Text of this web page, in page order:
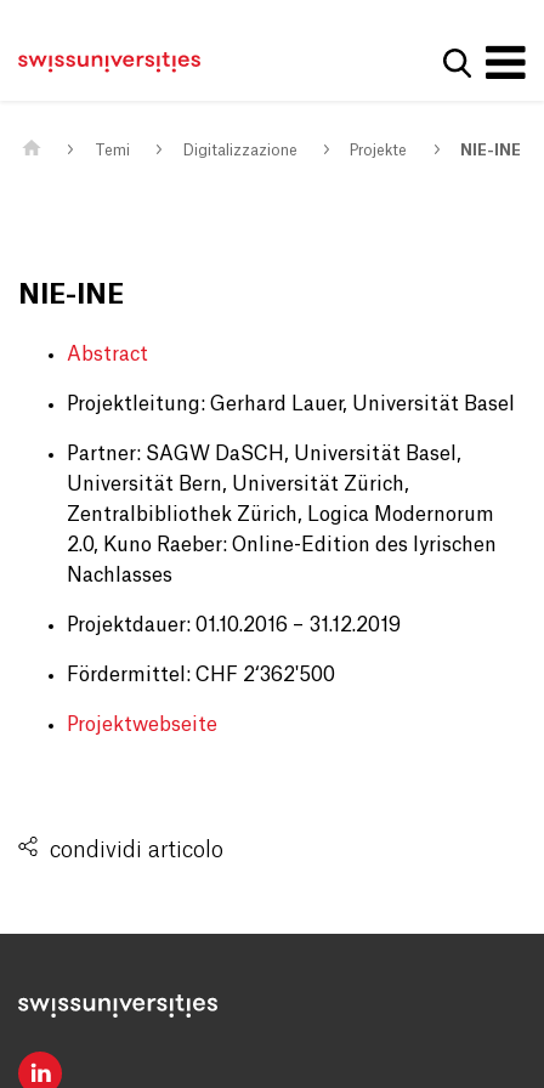
Navigazione principale
Contenuto
Meta Navigation
Mostra
Temi Digitalizzazione Projekte NIE-INE
NIE-INE
Abstract
Projektleitung: Gerhard Lauer, Universität Basel
Partner: SAGW DaSCH, Universität Basel,
Universität Bern, Universität Zürich,
Zentralbibliothek Zürich, Logica Modernorum
2.0, Kuno Raeber: Online-Edition des lyrischen
Nachlasses
Projektdauer: 01.10.2016 – 31.12.2019
Fördermittel: CHF 2‘362'500
Projektwebseite
condividi articolo